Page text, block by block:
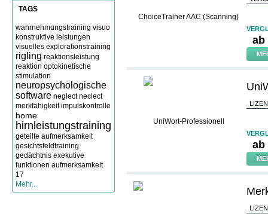
TAGS
wahrnehmungstraining visuo
konstruktive leistungen
visuelles explorationstraining
rigling reaktionsleistung
reaktion optokinetische
stimulation
neuropsychologische
software neglect neclect
merkfähigkeit impulskontrolle
home
hirnleistungstraining
geteilte aufmerksamkeit
gesichtsfeldtraining
gedächtnis exekutive
funktionen aufmerksamkeit
17
Mehr...
ab
ab